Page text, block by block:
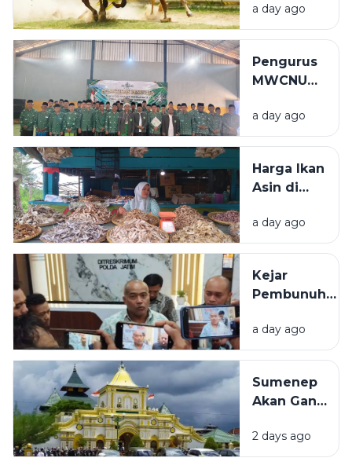
Pelayanan
Umat
Wajib NISK
dan
Sapi Asli
Sampang
a day ago
Pengurus
MWCNU
Mandangin
2026-2031
Dilantik, Ini
Susunan
a day ago
Harga Ikan
Asin di
Tembus
Rp80 Ribu
Kilogram,
Pembeli:
Mahal dari
Ayam
a day ago
Kejar
Pembunuh
Bangkalan
hingga
dan Sulawesi,
Polisi:
Pindah-
a day ago
Sumenep
Akan Ganti
Kabupaten
2 days ago